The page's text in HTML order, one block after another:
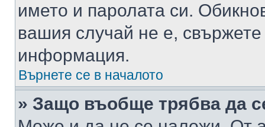
името и паролата си.
вашия случай не е,
информация.
Върнете се в началото
» Защо въобще трябва да